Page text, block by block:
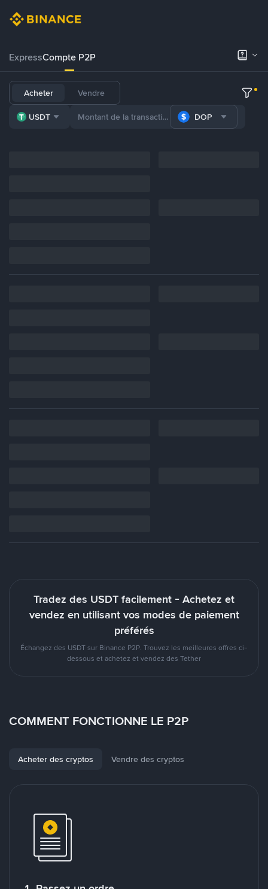
ExpressCompte P2P
Acheter Vendre
USDT DOP
Tradez des USDT facilement - Achetez et
vendez en utilisant vos modes de paiement
préférés
Échangez des USDT sur Binance P2P. Trouvez les meilleures offres ci-
dessous et achetez et vendez des Tether
COMMENT FONCTIONNE LE P2P
Acheter des cryptos Vendre des cryptos